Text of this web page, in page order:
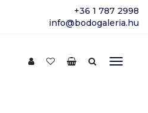
+36 1 787 2998
info@bodogaleria.hu